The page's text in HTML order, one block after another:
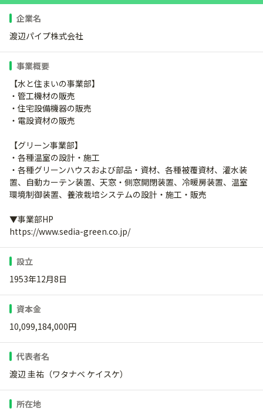
企業名
渡辺パイプ株式会社
事業概要
【水と住まいの事業部】
・管工機材の販売
・住宅設備機器の販売
・電設資材の販売
【グリーン事業部】
・各種温室の設計・施工
・各種グリーンハウスおよび部品・資材、各種被覆資材、灌水装
置、自動カーテン装置、天窓・側窓開閉装置、冷暖房装置、温室
環境制御装置、養液栽培システムの設計・施工・販売
▼事業部HP
https://www.sedia-green.co.jp/
設立
1953年12月8日
資本金
10,099,184,000円
代表者名
渡辺 圭祐（ワタナベ ケイスケ）
所在地